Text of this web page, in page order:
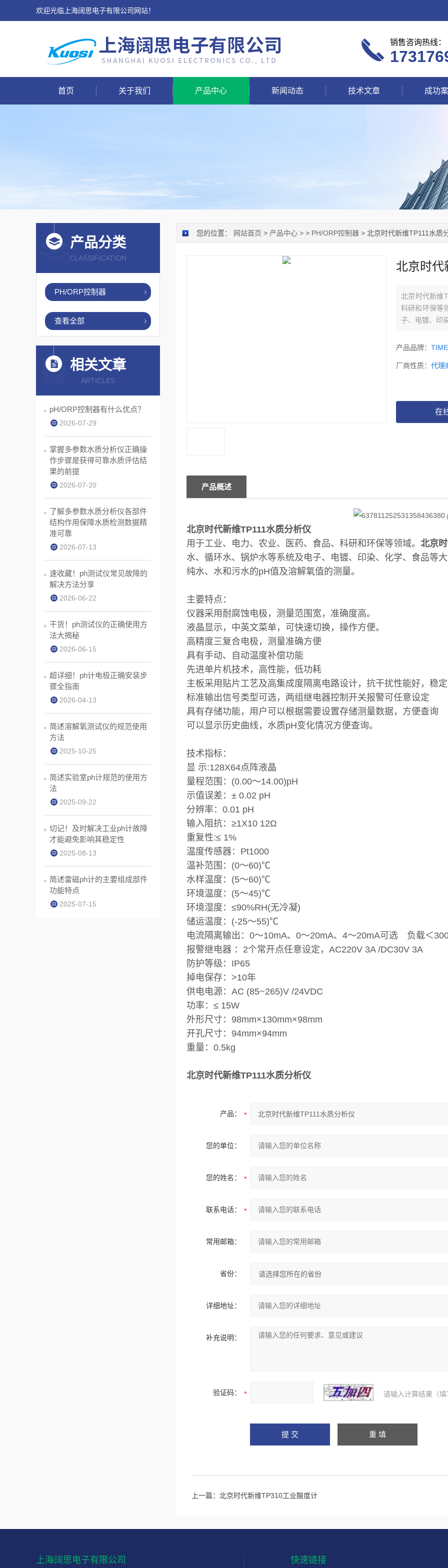
欢迎光临上海阔思电子有限公司网站！
销售咨询热线：
首页 关于我们 产品中心 新闻动态 技术文章 成功
您的位置： 网站首页 > 产品中心 > > PH/ORP控制器 > 北京时代新维TP111水质
北京时代
北京时代新维
科研和环保等
子、电镀、印
产品品牌：
维
厂商性质： 代理
在
产品概述
北京时代新维TP111水质分析仪
用于工业、电力、农业、医药、食品、科研和环保等领域。 北京
水、循环水、锅炉水等系统及电子、电镀、印染、化学、食品等
纯水、水和污水的pH值及溶解氧值的测量。
主要特点：
仪器采用耐腐蚀电极，测量范围宽，准确度高。
液晶显示，中英文菜单，可快速切换，操作方便。
高精度三复合电极，测量准确方便
具有手动、自动温度补偿功能
先进单片机技术，高性能，低功耗
主板采用贴片工艺及高集成度隔离电路设计，抗干扰性能好，稳
标准输出信号类型可选，两组继电器控制开关报警可任意设定
具有存储功能，用户可以根据需要设置存储测量数据，方便查询
可以显示历史曲线，水质pH变化情况方便查询。
技术指标：
显 示:128X64点阵液晶
量程范围：(0.00～14.00)pH
示值误差：± 0.02 pH
分辨率：0.01 pH
输入阻抗：≥1X10 12Ω
重复性:≤ 1%
温度传感器：Pt1000
温补范围：(0～60)℃
水样温度：(5～60)℃
环境温度：(5～45)℃
环境湿度：≤90%RH(无冷凝)
储运温度：(-25～55)℃
电流隔离输出：0～10mA、0～20mA、4～20mA可选 负载＜
报警继电器 ：2个常开点任意设定，AC220V 3A /DC30V 3A
防护等级：IP65
掉电保存：>10年
供电电源：AC (85~265)V /24VDC
功率：≤ 15W
外形尺寸：98mm×130mm×98mm
开孔尺寸：94mm×94mm
重量：0.5kg
北京时代新维TP111水质分析仪
产品：
您的单位：
您的姓名：
联系电话：
常用邮箱：
省份：
详细地址：
补充说明：
验证码： 请输入计算结果（
上一篇： 北京时代新维​TP310工业酸度计
产品分类
CLASSIFICATION
PH/ORP控制器
查看全部
相关文章
ARTICLES
pH/ORP控制器有什么优点？
2026-07-29
掌握多参数水质分析仪正确操
作步骤是获得可靠水质评估结
果的前提
2026-07-20
了解多参数水质分析仪各部件
结构作用保障水质检测数据精
准可靠
2026-07-13
速收藏！ph测试仪常见故障的
解决方法分享
2026-06-22
干货！ph测试仪的正确使用方
法大揭秘
2026-06-15
超详细！ph计电极正确安装步
骤全指南
2026-04-13
简述溶解氧测试仪的规范使用
方法
2025-10-25
简述实验室ph计规范的使用方
法
2025-09-22
切记！及时解决工业ph计故障
才能避免影响其稳定性
2025-08-13
简述雷磁ph计的主要组成部件
功能特点
2025-07-15
上海阔思电子有限公司 快速链接